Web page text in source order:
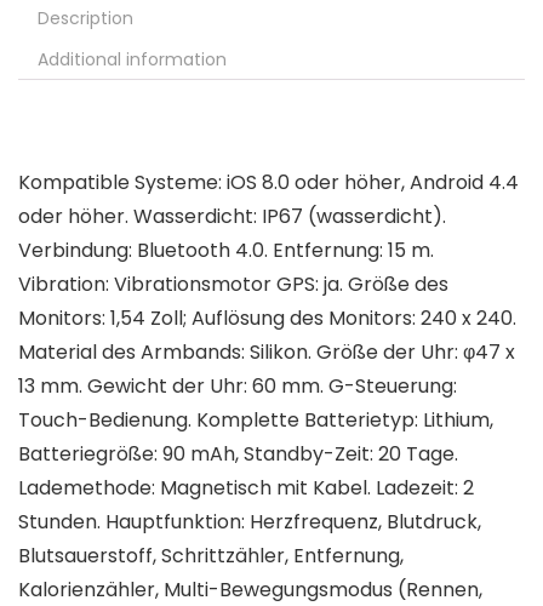
Description
Additional information
Kompatible Systeme: iOS 8.0 oder höher, Android 4.4
oder höher. Wasserdicht: IP67 (wasserdicht).
Verbindung: Bluetooth 4.0. Entfernung: 15 m.
Vibration: Vibrationsmotor GPS: ja. Größe des
Monitors: 1,54 Zoll; Auflösung des Monitors: 240 x 240.
Material des Armbands: Silikon. Größe der Uhr: φ47 x
13 mm. Gewicht der Uhr: 60 mm. G-Steuerung:
Touch-Bedienung. Komplette Batterietyp: Lithium,
Batteriegröße: 90 mAh, Standby-Zeit: 20 Tage.
Lademethode: Magnetisch mit Kabel. Ladezeit: 2
Stunden. Hauptfunktion: Herzfrequenz, Blutdruck,
Blutsauerstoff, Schrittzähler, Entfernung,
Kalorienzähler, Multi-Bewegungsmodus (Rennen,